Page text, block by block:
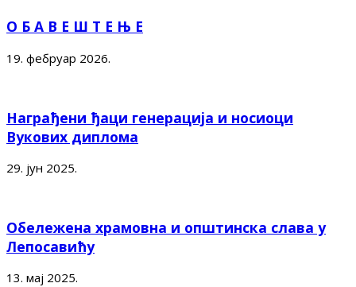
О Б А В Е Ш Т Е Њ Е
19. фебруар 2026.
Награђени ђаци генерација и носиоци
Вукових диплома
29. јун 2025.
Обележена храмовна и општинска слава у
Лепосавићу
13. мај 2025.